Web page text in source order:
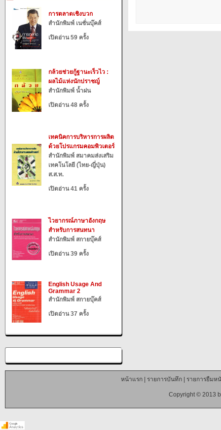
การตลาดเชิงบวก
สำนักพิมพ์ เนชั่นบุ๊คส์
เปิดอ่าน 59 ครั้ง
กล้วยช่วยกู้ฐานะเร็วไว :
ผลไม้แห่งนักปราชญ์
สำนักพิมพ์ น้ำฝน
เปิดอ่าน 48 ครั้ง
เทคนิคการบริหารการผลิต
ด้วยโปรแกรมคอมพิวเตอร์
สำนักพิมพ์ สมาคมส่งเสริม
เทคโนโลยี (ไทย-ญี่ปุ่น)
ส.ส.ท.
เปิดอ่าน 41 ครั้ง
ไวยากรณ์ภาษาอังกฤษ
สำหรับการสนทนา
สำนักพิมพ์ สกายบุ๊คส์
เปิดอ่าน 39 ครั้ง
English Usage And
Grammar 2
สำนักพิมพ์ สกายบุ๊คส์
เปิดอ่าน 37 ครั้ง
หน้าแรก| รายการบันทึก| รายการยืมห
Copyright © 2013